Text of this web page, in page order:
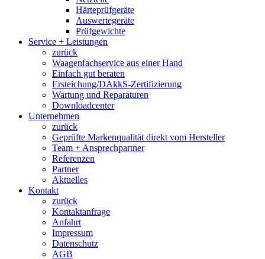
Härteprüfgeräte
Auswertegeräte
Prüfgewichte
Service + Leistungen
zurück
Waagenfachservice aus einer Hand
Einfach gut beraten
Ersteichung/DAkkS-Zertifizierung
Wartung und Reparaturen
Downloadcenter
Unternehmen
zurück
Geprüfte Markenqualität direkt vom Hersteller
Team + Ansprechpartner
Referenzen
Partner
Aktuelles
Kontakt
zurück
Kontaktanfrage
Anfahrt
Impressum
Datenschutz
AGB